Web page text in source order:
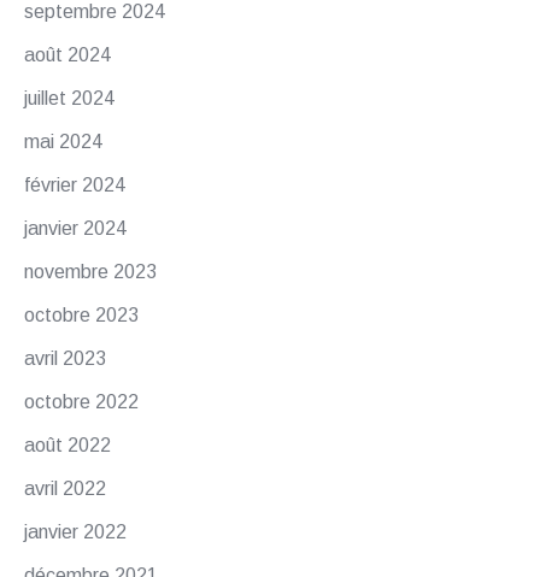
septembre 2024
août 2024
juillet 2024
mai 2024
février 2024
janvier 2024
novembre 2023
octobre 2023
avril 2023
octobre 2022
août 2022
avril 2022
janvier 2022